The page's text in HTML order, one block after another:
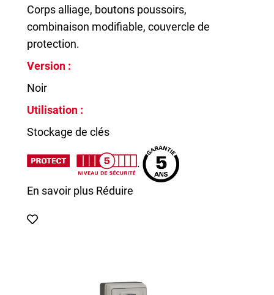
Corps alliage, boutons poussoirs,
combinaison modifiable, couvercle de
protection.
Version :
Noir
Utilisation :
Stockage de clés
.
En savoir plus Réduire